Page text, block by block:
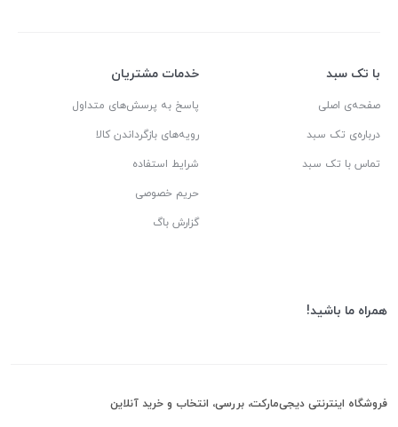
با تک سبد
صفحه‌ی اصلی
درباره‌ی تک سبد
تماس با تک سبد
خدمات مشتریان
پاسخ به پرسش‌های متداول
رویه‌های بازگرداندن کالا
شرایط استفاده
حریم خصوصی
گزارش باگ
همراه ما باشید!
فروشگاه اینترنتی دیجی‌مارکت، بررسی، انتخاب و خرید آنلاین